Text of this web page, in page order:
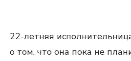
22-летняя
о том, что она пока не